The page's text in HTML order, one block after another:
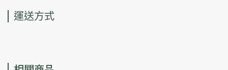
運送方式